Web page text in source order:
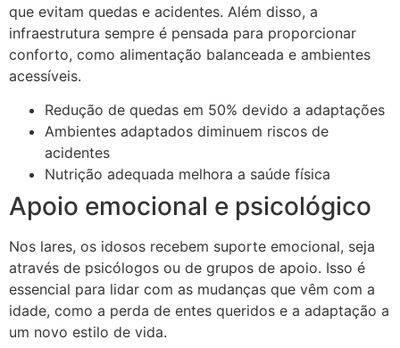
que evitam quedas e acidentes. Além disso, a
infraestrutura sempre é pensada para proporcionar
conforto, como alimentação balanceada e ambientes
acessíveis.
Redução de quedas em 50% devido a adaptações
Ambientes adaptados diminuem riscos de
acidentes
Nutrição adequada melhora a saúde física
Apoio emocional e psicológico
Nos lares, os idosos recebem suporte emocional, seja
através de psicólogos ou de grupos de apoio. Isso é
essencial para lidar com as mudanças que vêm com a
idade, como a perda de entes queridos e a adaptação a
um novo estilo de vida.